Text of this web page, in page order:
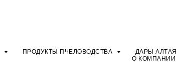
ПРОДУКТЫ ПЧЕЛОВОДСТВА ДАРЫ АЛТАЯ
О КОМПАНИИ